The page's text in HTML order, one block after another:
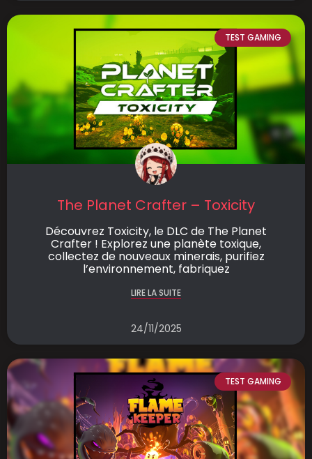
TEST GAMING
The Planet Crafter – Toxicity
Découvrez Toxicity, le DLC de The Planet
Crafter ! Explorez une planète toxique,
collectez de nouveaux minerais, purifiez
l’environnement, fabriquez
LIRE LA SUITE
24/11/2025
TEST GAMING